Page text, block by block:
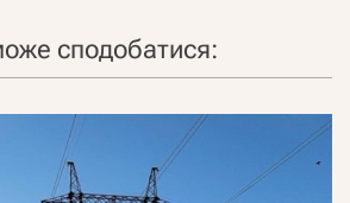
сподобатися: